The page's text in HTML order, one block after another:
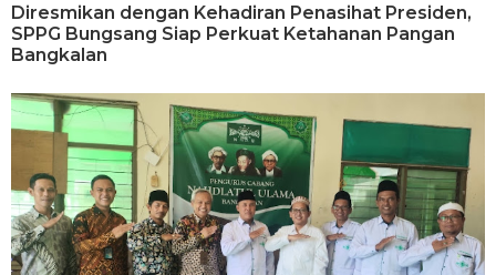
Diresmikan dengan Kehadiran Penasihat Presiden,
SPPG Bungsang Siap Perkuat Ketahanan Pangan
Bangkalan